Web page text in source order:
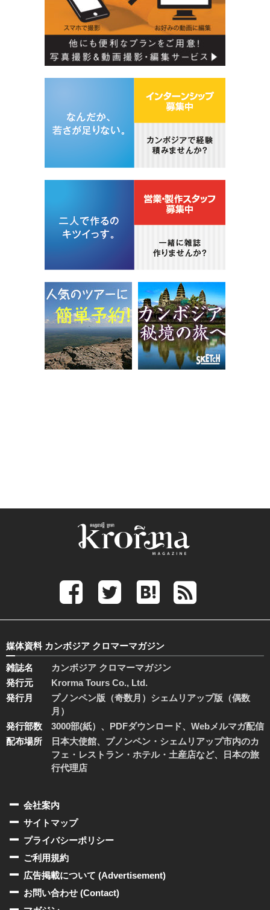
媒体資料 カンボジア クロマーマガジン
雑誌名
カンボジア クロマーマガジン
発行元
Krorma Tours Co., Ltd.
発行月
プノンペン版（奇数月）シェムリアップ版（偶数
月）
発行部数
3000部(紙）、PDFダウンロード、Webメルマガ配信
配布場所
日本大使館、プノンペン・シェムリアップ市内のカ
フェ・レストラン・ホテル・土産店など、日本の旅
行代理店
会社案内
サイトマップ
プライバシーポリシー
ご利用規約
広告掲載について (Advertisement)
お問い合わせ (Contact)